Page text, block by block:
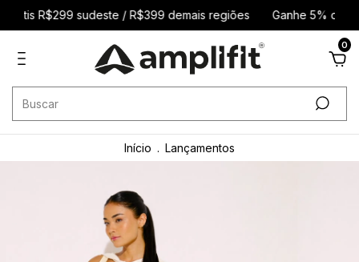
R$299 sudeste / R$399 demais regiões Ganhe 5% de
0
Início . Lançamentos